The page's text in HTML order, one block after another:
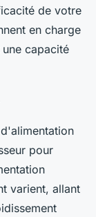
de votre
en charge
capacité
pour
varient, allant